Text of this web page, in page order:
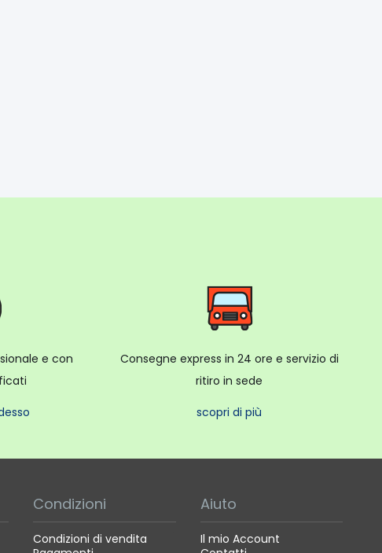
e con
Consegne express in 24 ore e servizio di
ritiro in sede
scopri di più
Condizioni
Condizioni di vendita
Aiuto
Il mio Account